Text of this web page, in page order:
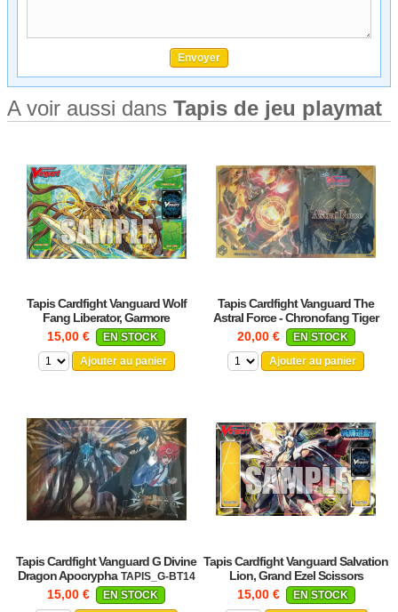
A voir aussi dans Tapis de jeu playmat
Tapis Cardfight Vanguard Wolf
Fang Liberator, Garmore
TAPIS_BT06
15,00 €
EN STOCK
Ajouter au panier
Tapis Cardfight Vanguard The
Astral Force - Chronofang Tiger
TAPIS_V-EB13
20,00 €
EN STOCK
Ajouter au panier
Tapis Cardfight Vanguard G Divine
Dragon Apocrypha TAPIS_G-BT14
15,00 € EN STOCK
Tapis Cardfight Vanguard Salvation
Lion, Grand Ezel Scissors
TAPIS_BT14
15,00 € EN STOCK